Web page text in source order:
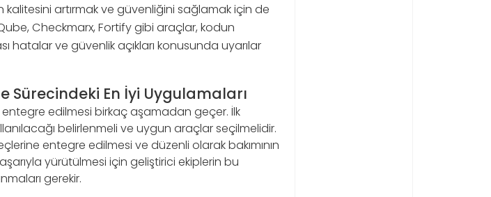
kalitesini artırmak ve güvenliğini sağlamak için de
Checkmarx, Fortify gibi araçlar, kodun
hatalar ve güvenlik açıkları konusunda uyarılar
Sürecindeki En İyi Uygulamaları
edilmesi birkaç aşamadan geçer. İlk
belirlenmeli ve uygun araçlar seçilmelidir.
entegre edilmesi ve düzenli olarak bakımının
yürütülmesi için geliştirici ekiplerin bu
gerekir.